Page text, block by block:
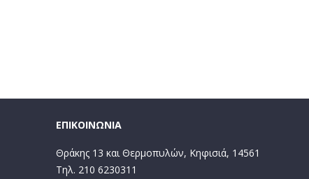
ΕΠΙΚΟΙΝΩΝΙΑ
Θράκης 13 και Θερμοπυλών, Κηφισιά, 14561
Τηλ. 210 6230311